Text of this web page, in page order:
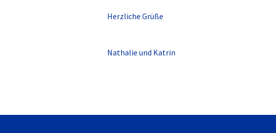
Herzliche Grüße
Nathalie und Katrin